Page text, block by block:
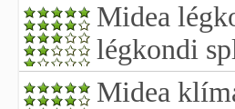
Midea
légkondi
Midea